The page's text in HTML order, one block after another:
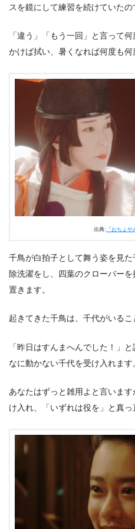
スを鏡にして練習を続けていたの
「違う」「もう一回」と言って
かけば拭い、暑くなれば何度も何
出典: 『おちょ
千鳥が白拍子として舞う姿を見
除洗濯をし、四葉のクローバー
置きます。
起きてきた千鳥は、千代がいるこ
「昨日はすんまへんでした！」
なに動かない千代を受け入れます
あなたはずっと雑用よと言いま
け入れ、「いずれは役を」と真っ